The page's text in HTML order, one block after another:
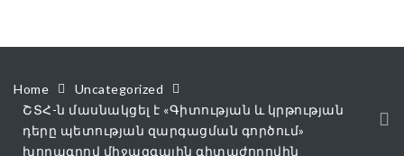
Home
Uncategorized
ՇՏՀ-ն մասնակցել է «Գիտության և կրթության
դերը պետության զարգացման գործում»
խորագրով միջազգային գիտաժողովին